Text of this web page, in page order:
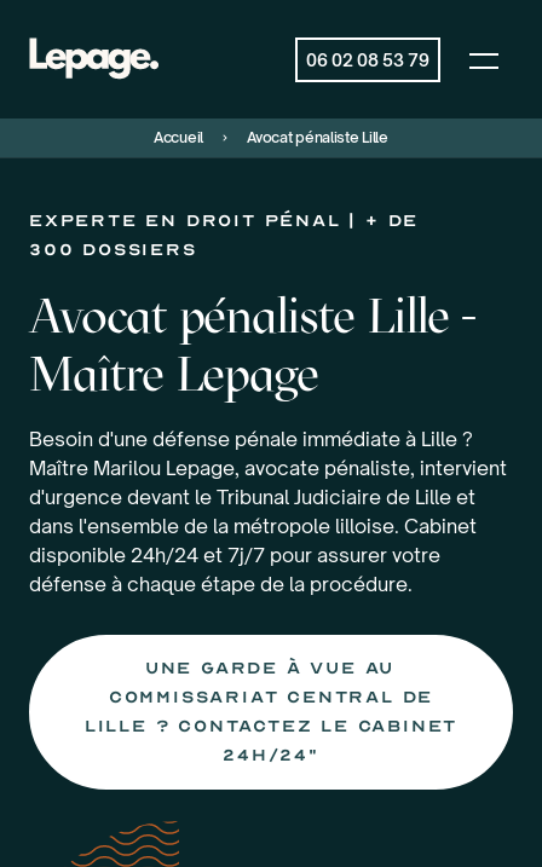
06 02 08 53 79
Accueil Avocat pénaliste Lille
EXPERTE EN droit pénal | + de
300 dossiers
Avocat pénaliste Lille -
Maître Lepage
Besoin d'une défense pénale immédiate à Lille ?
Maître Marilou Lepage, avocate pénaliste, intervient
d'urgence devant le Tribunal Judiciaire de Lille et
dans l'ensemble de la métropole lilloise. Cabinet
disponible 24h/24 et 7j/7 pour assurer votre
défense à chaque étape de la procédure.
Une garde à vue au
commissariat central de
Lille ? Contactez le cabinet
24h/24"